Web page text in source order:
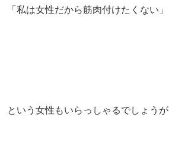
「私は女性だから筋肉付けたくない」
という女性もいらっしゃるでしょうが